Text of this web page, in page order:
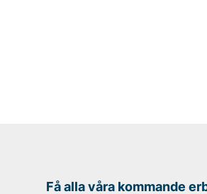
Få alla våra kommande